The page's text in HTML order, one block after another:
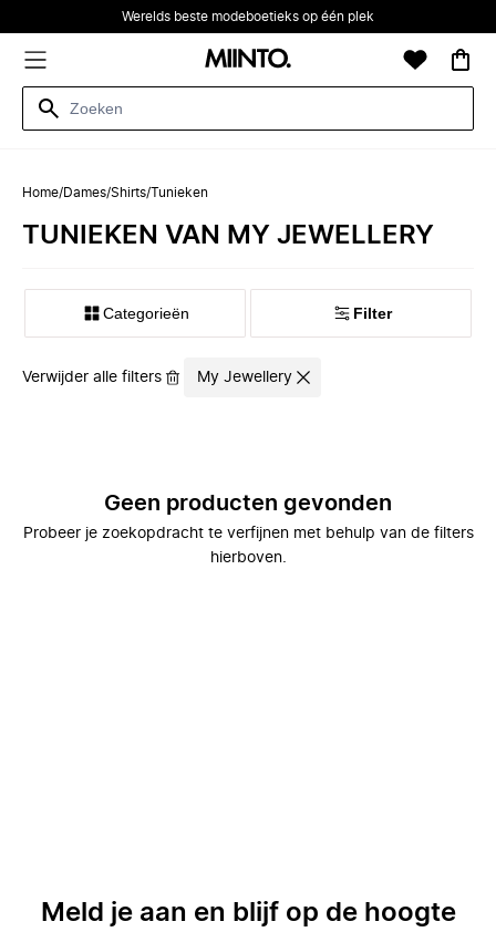
Werelds beste modeboetieks op één plek
Home/Dames/Shirts/Tunieken
TUNIEKEN VAN MY JEWELLERY
Categorieën Filter
Verwijder alle filters My Jewellery
Geen producten gevonden
Probeer je zoekopdracht te verfijnen met behulp van de filters
hierboven.
Meld je aan en blijf op de hoogte